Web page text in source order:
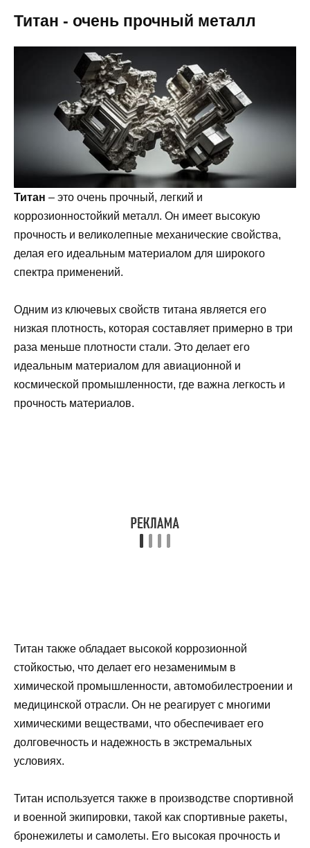
Титан - очень прочный металл
Титан – это очень прочный, легкий и
коррозионностойкий металл. Он имеет высокую
прочность и великолепные механические свойства,
делая его идеальным материалом для широкого
спектра применений.
Одним из ключевых свойств титана является его
низкая плотность, которая составляет примерно в три
раза меньше плотности стали. Это делает его
идеальным материалом для авиационной и
космической промышленности, где важна легкость и
прочность материалов.
Титан также обладает высокой коррозионной
стойкостью, что делает его незаменимым в
химической промышленности, автомобилестроении и
медицинской отрасли. Он не реагирует с многими
химическими веществами, что обеспечивает его
долговечность и надежность в экстремальных
условиях.
Титан используется также в производстве спортивной
и военной экипировки, такой как спортивные ракеты,
бронежилеты и самолеты. Его высокая прочность и